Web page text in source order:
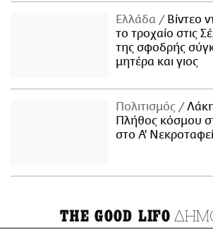
Ελλάδα
Βίντεο
το τροχαίο στις
της σφοδρής
μητέρα και γιος
Πολιτισμός
Πλήθος κόσμου
στο Α'
THE GOOD LIFO